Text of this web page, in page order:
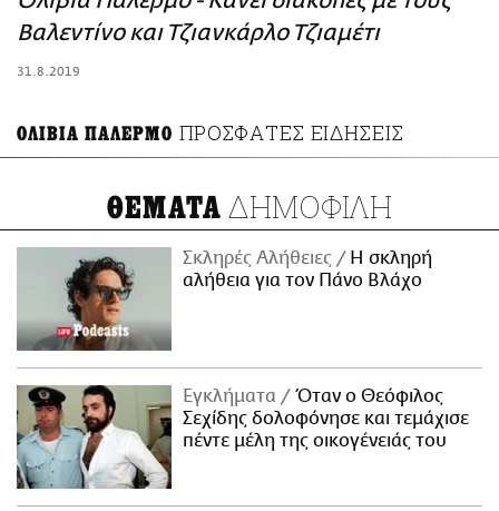
ΑΜΠΑ
Βαλεντίνο και Τζιανκάρλο Τζιαμέτι
31.8.2019
ΟΛΙΒΙΑ ΠΑΛΕΡΜΟ ΠΡΟΣΦΑΤΕΣ ΕΙΔΗΣΕΙΣ
ΘΕΜΑΤΑ ΔΗΜΟΦΙΛΗ
Σκληρές Αλήθειες
H σκληρή
αλήθεια για τον Πάνο Βλάχο
Εγκλήματα
Όταν ο Θεόφιλος
Σεχίδης δολοφόνησε και τεμάχισε
πέντε μέλη της οικογένειάς του